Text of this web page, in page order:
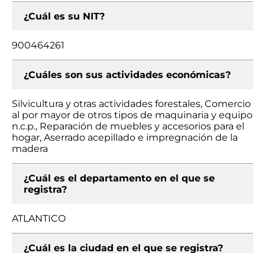
¿Cuál es su NIT?
900464261
¿Cuáles son sus actividades económicas?
Silvicultura y otras actividades forestales, Comercio
al por mayor de otros tipos de maquinaria y equipo
n.c.p., Reparación de muebles y accesorios para el
hogar, Aserrado acepillado e impregnación de la
madera
¿Cuál es el departamento en el que se
registra?
ATLANTICO
¿Cuál es la ciudad en el que se registra?